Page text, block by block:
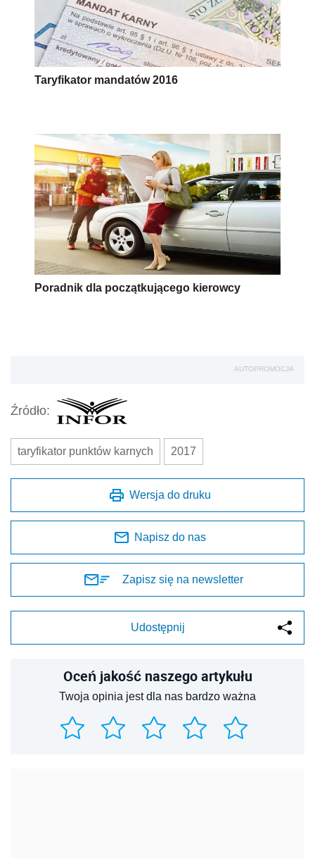
Taryfikator mandatów 2016
Poradnik dla początkującego kierowcy
AUTOPROMOCJA
Źródło:
taryfikator punktów karnych 2017
Wersja do druku
Napisz do nas
Zapisz się na newsletter
Udostępnij
Oceń jakość naszego artykułu
Twoja opinia jest dla nas bardzo ważna